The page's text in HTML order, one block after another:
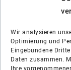
Wir analysieren
Optimierung und
Eingebundene
Daten zusammen.
Ihre